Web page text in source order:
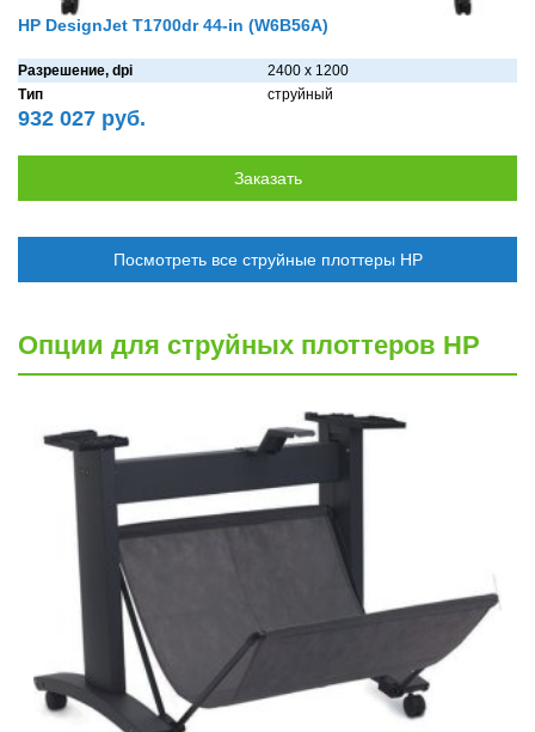
HP DesignJet T1700dr 44-in (W6B56A)
Разрешение, dpi
2400 x 1200
Тип
струйный
932 027 руб.
Посмотреть все струйные плоттеры HP
Опции для струйных плоттеров HP